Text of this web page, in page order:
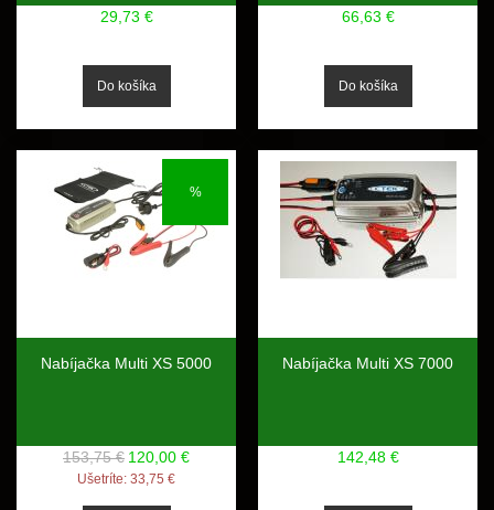
29,73 € 66,63 €
%
Nabíjačka Multi XS 5000
153,75 € 120,00 €
Ušetríte: 33,75 €
Nabíjačka Multi XS 7000
142,48 €